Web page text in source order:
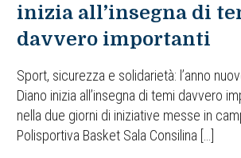
inizia all’insegna di
davvero importanti
Sport, sicurezza e solidarietà: l’anno
Diano inizia all’insegna di temi davvero
nella due giorni di iniziative messe in
Polisportiva Basket Sala Consilina […]